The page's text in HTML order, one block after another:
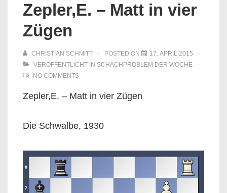
Zepler,E. – Matt in vier
Zügen
CHRISTIAN SCHMITT POSTED ON
17. APRIL 2015
VERÖFFENTLICHT IN SCHACHPROBLEM DER WOCHE
NO COMMENTS
Zepler,E. – Matt in vier Zügen
Die Schwalbe, 1930